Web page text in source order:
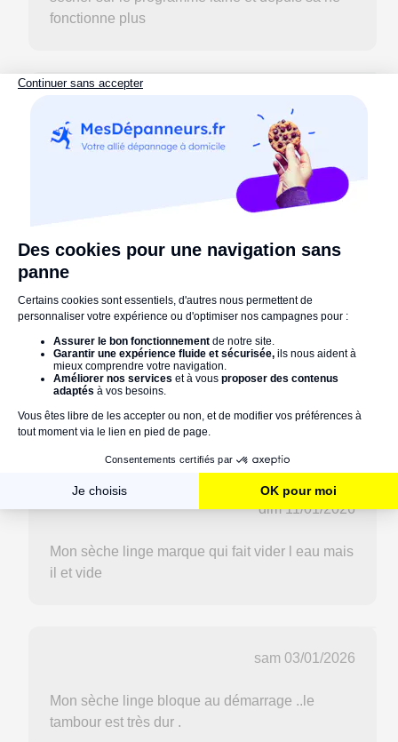
fonctionne plus
how long does it take to get over steroid
href="https://historydb.date/wiki/
hgh-kaufen-legal-somatropin-
bestellen/">https://ivoryjob.com/employer/
hgh-kaufen-legal-somatro…</a>
mer 14/01/2026
Mon seche linge affiche HC et ne démarre pas
dim 11/01/2026
Mon sèche linge marque qui fait vider l eau mais
il et vide
sam 03/01/2026
Mon sèche linge bloque au démarrage ..le
tambour est très dur .